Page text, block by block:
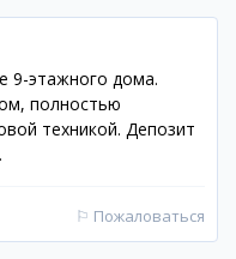
9-этажного дома.
полностью
техникой. Депозит
⚐ Пожаловаться